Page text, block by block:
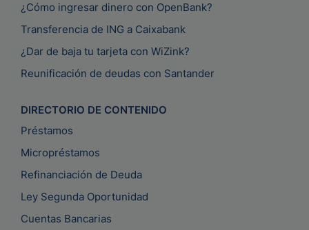
¿Cómo ingresar dinero con OpenBank?
Transferencia de ING a Caixabank
¿Dar de baja tu tarjeta con WiZink?
Reunificación de deudas con Santander
DIRECTORIO DE CONTENIDO
Préstamos
Micropréstamos
Refinanciación de Deuda
Ley Segunda Oportunidad
Cuentas Bancarias